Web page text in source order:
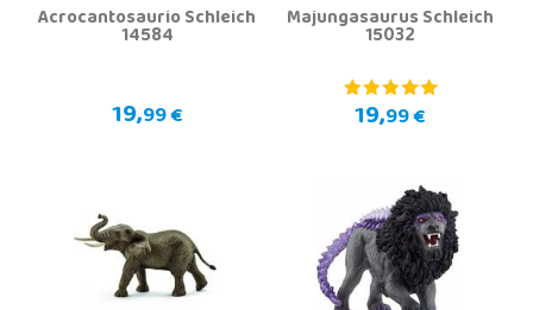
Acrocantosaurio Schleich
14584
19,99 €
Majungasaurus Schleich
15032
19,99 €